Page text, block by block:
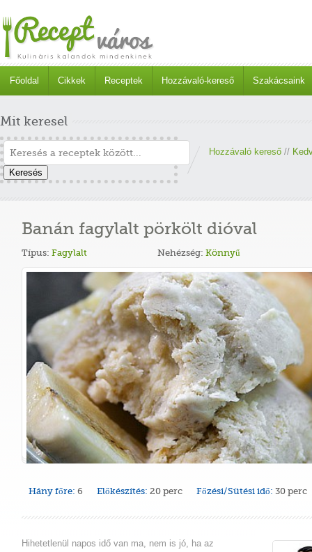
Főoldal Cikkek Receptek Hozzávaló-kereső Szakácsaink
Mit keresel
Keresés
Hozzávaló kereső //
Banán fagylalt pörkölt dióval
Típus: Fagylalt Nehézség: Könnyű
Hány főre: 6 Előkészítés: 20 perc Főzési/Sütési idő: 30 perc
Hihetetlenül napos idő van ma, nem is jó, ha az